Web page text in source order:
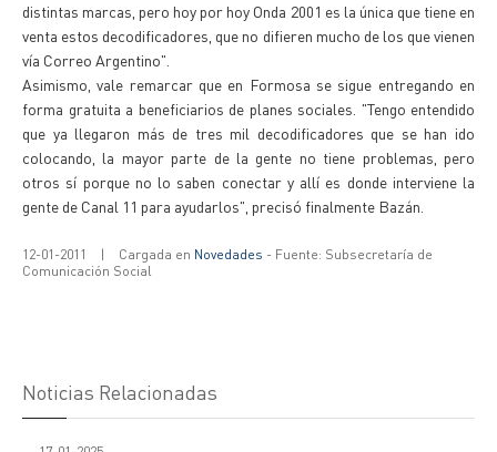
distintas marcas, pero hoy por hoy Onda 2001 es la única que tiene en
venta estos decodificadores, que no difieren mucho de los que vienen
vía Correo Argentino".
Asimismo, vale remarcar que en Formosa se sigue entregando en
forma gratuita a beneficiarios de planes sociales. "Tengo entendido
que ya llegaron más de tres mil decodificadores que se han ido
colocando, la mayor parte de la gente no tiene problemas, pero
otros sí porque no lo saben conectar y allí es donde interviene la
gente de Canal 11 para ayudarlos", precisó finalmente Bazán.
12-01-2011 | Cargada en Novedades - Fuente: Subsecretaría de
Comunicación Social
Noticias Relacionadas